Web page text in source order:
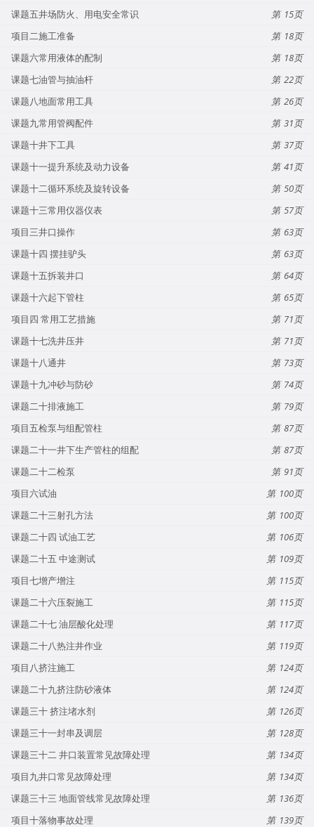
课题五井场防火、用电安全常识
15
项目二施工准备
18
课题六常用液体的配制
18
课题七油管与抽油杆
22
课题八地面常用工具
26
课题九常用管阀配件
31
课题十井下工具
37
课题十一提升系统及动力设备
41
课题十二循环系统及旋转设备
50
课题十三常用仪器仪表
57
项目三井口操作
63
课题十四 摆挂驴头
63
课题十五拆装井口
64
课题十六起下管柱
65
项目四 常用工艺措施
71
课题十七洗井压井
71
课题十八通井
73
课题十九冲砂与防砂
74
课题二十排液施工
79
项目五检泵与组配管柱
87
课题二十一井下生产管柱的组配
87
课题二十二检泵
91
项目六试油
100
课题二十三射孔方法
100
课题二十四 试油工艺
106
课题二十五 中途测试
109
项目七增产增注
115
课题二十六压裂施工
115
课题二十七 油层酸化处理
117
课题二十八热注井作业
119
项目八挤注施工
124
课题二十九挤注防砂液体
124
课题三十 挤注堵水剂
126
课题三十一封串及调层
128
课题三十二 井口装置常见故障处理
134
项目九井口常见故障处理
134
课题三十三 地面管线常见故障处理
136
项目十落物事故处理
139